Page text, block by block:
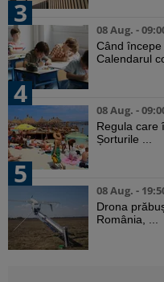
3
08 Aug. -
Când
Calendarul
4
08 Aug. -
Regula care
Șorturile ...
5
08 Aug. -
Drona
România, ...